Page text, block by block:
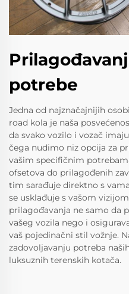
potrebe
Jedna od najznačajnijih
road kola je naša
da svako vozilo i vozač
čega nudimo niz opcija za
vašim specifičnim
ofsetova do prilagođenih
tim sarađuje direktno s
se usklađuje s vašom
prilagođavanja ne samo da
vašeg vozila nego i
vaš pojedinačni stil vožnje.
zadovoljavanju potreba
luksuznih terenskih kotača.